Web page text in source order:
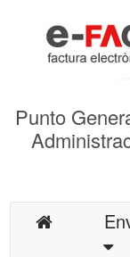
Punto